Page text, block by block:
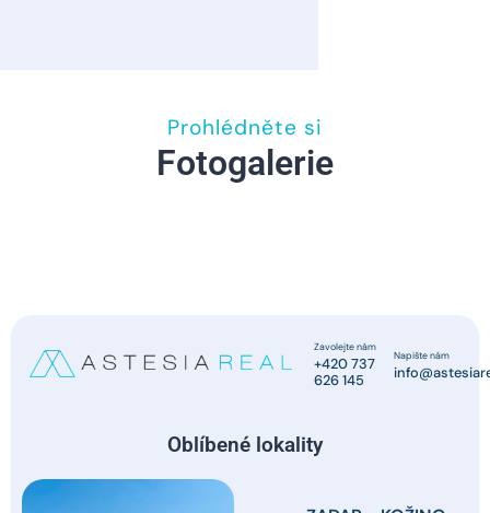
Prohlédněte si
Fotogalerie
Zavolejte nám
+420 737
626 145
Napište nám
Oblíbené lokality